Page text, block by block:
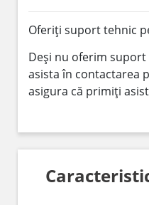
Oferiți suport tehnic
Deși nu oferim
asista în contactarea
asigura că primiți